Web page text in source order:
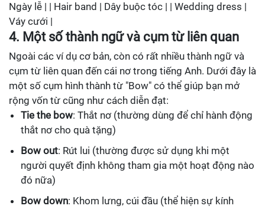
Ngày lễ | | Hair band | Dây buộc tóc | | Wedding dress |
Váy cưới |
4. Một số thành ngữ và cụm từ liên quan
Ngoài các ví dụ cơ bản, còn có rất nhiều thành ngữ và
cụm từ liên quan đến cái nơ trong tiếng Anh. Dưới đây là
một số cụm hình thành từ "Bow" có thể giúp bạn mở
rộng vốn từ cũng như cách diễn đạt:
Tie the bow: Thắt nơ (thường dùng để chỉ hành động
thắt nơ cho quà tặng)
Bow out: Rút lui (thường được sử dụng khi một
người quyết định không tham gia một hoạt động nào
đó nữa)
Bow down: Khom lưng, cúi đầu (thể hiện sự kính